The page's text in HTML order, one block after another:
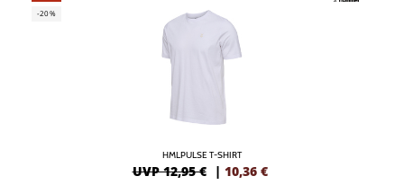
-20%
HMLPULSE T-SHIRT
UVP 12,95 € | 10,36 €